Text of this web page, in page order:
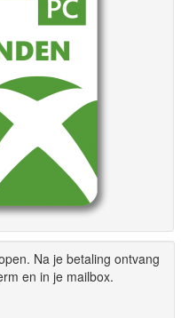
Na je betaling ontvang
en in je mailbox.